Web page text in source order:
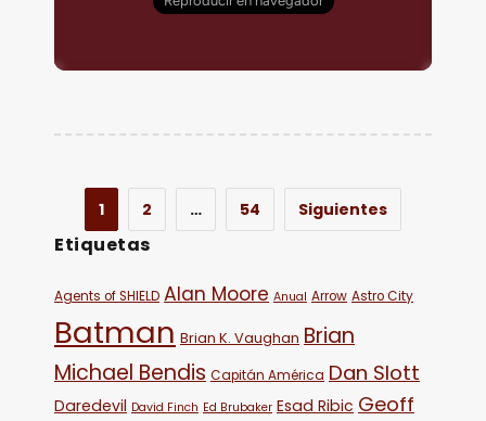
1 2 … 54 Siguientes
Etiquetas
Agents of SHIELD Alan Moore Anual Arrow Astro City
Batman Brian K. Vaughan Brian
Michael Bendis Capitán América Dan Slott
Daredevil David Finch Ed Brubaker Esad Ribic Geoff